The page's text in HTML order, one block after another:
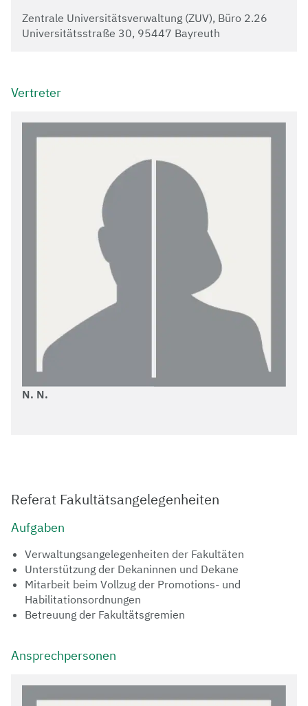
Zentrale Universitätsverwaltung (ZUV), Büro 2.26
Universitätsstraße 30, 95447 Bayreuth
Vertreter
N. N.
Referat Fakultätsangelegenheiten
Aufgaben
Verwaltungsangelegenheiten der Fakultäten
Unterstützung der Dekaninnen und Dekane
Mitarbeit beim Vollzug der Promotions- und
Habilitationsordnungen
Betreuung der Fakultätsgremien
Ansprechpersonen